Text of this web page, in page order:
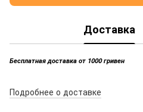
Доставка
Бесплатная доставка от 1000 гривен
Подробнее о доставке